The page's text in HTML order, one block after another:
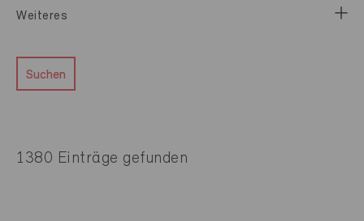
Weiteres
Suchen
1380 Einträge gefunden